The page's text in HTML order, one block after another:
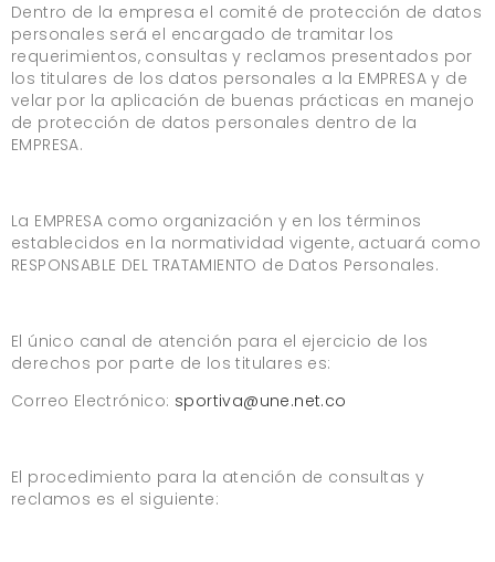
Dentro de la empresa el comité de protección de datos
personales será el encargado de tramitar los
requerimientos, consultas y reclamos presentados por
los titulares de los datos personales a la EMPRESA y de
velar por la aplicación de buenas prácticas en manejo
de protección de datos personales dentro de la
EMPRESA.
La EMPRESA como organización y en los términos
establecidos en la normatividad vigente, actuará como
RESPONSABLE DEL TRATAMIENTO de Datos Personales.
El único canal de atención para el ejercicio de los
derechos por parte de los titulares es:
Correo Electrónico: sportiva@une.net.co
El procedimiento para la atención de consultas y
reclamos es el siguiente: